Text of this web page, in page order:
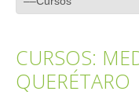
CURSOS:
QUERÉTARO